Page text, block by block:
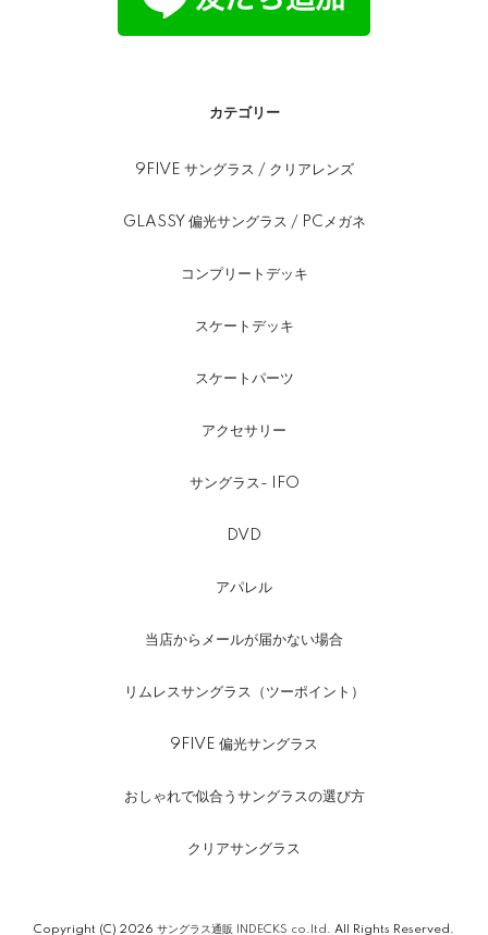
カテゴリー
9FIVE サングラス / クリアレンズ
GLASSY 偏光サングラス / PCメガネ
コンプリートデッキ
スケートデッキ
スケートパーツ
アクセサリー
サングラス- IFO
DVD
アパレル
当店からメールが届かない場合
リムレスサングラス（ツーポイント）
9FIVE 偏光サングラス
おしゃれで似合うサングラスの選び方
クリアサングラス
Copyright (C) 2026 サングラス通販 INDECKS co.ltd. All Rights Reserved.